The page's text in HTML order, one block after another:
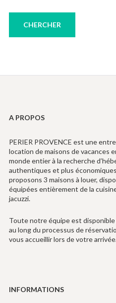
A PROPOS
PERIER PROVENCE est une
location de maisons de vacances
monde entier à la recherche
authentiques et plus
proposons 3 maisons à louer,
équipées entièrement de la
jacuzzi.
Toute notre équipe est
au long du processus de
vous accueillir lors de votre
INFORMATIONS